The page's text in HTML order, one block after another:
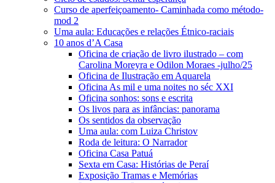
Curso de aperfeiçoamento- Caminhada como método-
mod 2
Uma aula: Educações e relações Étnico-raciais
10 anos d’A Casa
Oficina de criação de livro ilustrado – com
Carolina Moreyra e Odilon Moraes -julho/25
Oficina de Ilustração em Aquarela
Oficina As mil e uma noites no séc XXI
Oficina sonhos: sons e escrita
Os livos para as infâncias: panorama
Os sentidos da observação
Uma aula: com Luiza Christov
Roda de leitura: O Narrador
Oficina Casa Patuá
Sexta em Casa: Histórias de Peraí
Exposição Tramas e Memórias